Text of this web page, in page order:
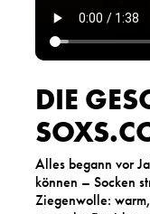
DIE
Alles begann vor
können – Socken
Ziegenwolle: